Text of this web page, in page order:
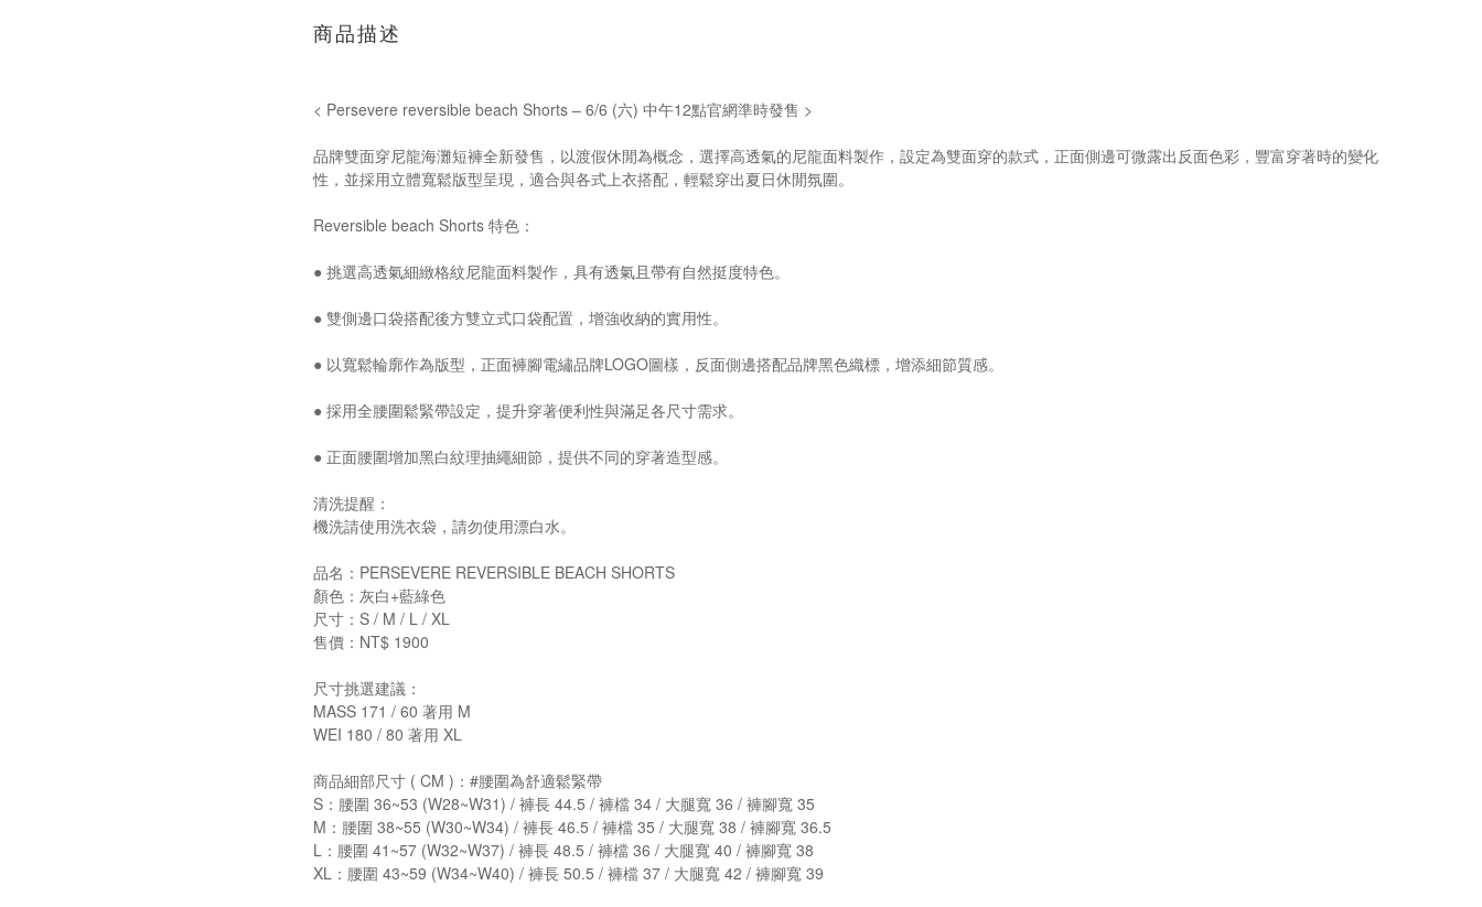
商品描述
< Persevere reversible beach Shorts – 6/6 (六) 中午12點官網準時發售 >
品牌雙面穿尼龍海灘短褲全新發售，以渡假休閒為概念，選擇高透氣的尼龍面料製作，設定為雙面穿的款式，正面側邊可微露出反面色彩，豐富穿著時的變化
性，並採用立體寬鬆版型呈現，適合與各式上衣搭配，輕鬆穿出夏日休閒氛圍。
Reversible beach Shorts 特色：
● 挑選高透氣細緻格紋尼龍面料製作，具有透氣且帶有自然挺度特色。
● 雙側邊口袋搭配後方雙立式口袋配置，增強收納的實用性。
● 以寬鬆輪廓作為版型，正面褲腳電繡品牌LOGO圖樣，反面側邊搭配品牌黑色織標，增添細節質感。
● 採用全腰圍鬆緊帶設定，提升穿著便利性與滿足各尺寸需求。
● 正面腰圍增加黑白紋理抽繩細節，提供不同的穿著造型感。
清洗提醒：
機洗請使用洗衣袋，請勿使用漂白水。
品名：PERSEVERE REVERSIBLE BEACH SHORTS
顏色：灰白+藍綠色
尺寸：S / M / L / XL
售價：NT$ 1900
尺寸挑選建議：
MASS 171 / 60 著用 M
WEI 180 / 80 著用 XL
商品細部尺寸 ( CM )：#腰圍為舒適鬆緊帶
S：腰圍 36~53 (W28~W31) / 褲長 44.5 / 褲檔 34 / 大腿寬 36 / 褲腳寬 35
M：腰圍 38~55 (W30~W34) / 褲長 46.5 / 褲檔 35 / 大腿寬 38 / 褲腳寬 36.5
L：腰圍 41~57 (W32~W37) / 褲長 48.5 / 褲檔 36 / 大腿寬 40 / 褲腳寬 38
XL：腰圍 43~59 (W34~W40) / 褲長 50.5 / 褲檔 37 / 大腿寬 42 / 褲腳寬 39